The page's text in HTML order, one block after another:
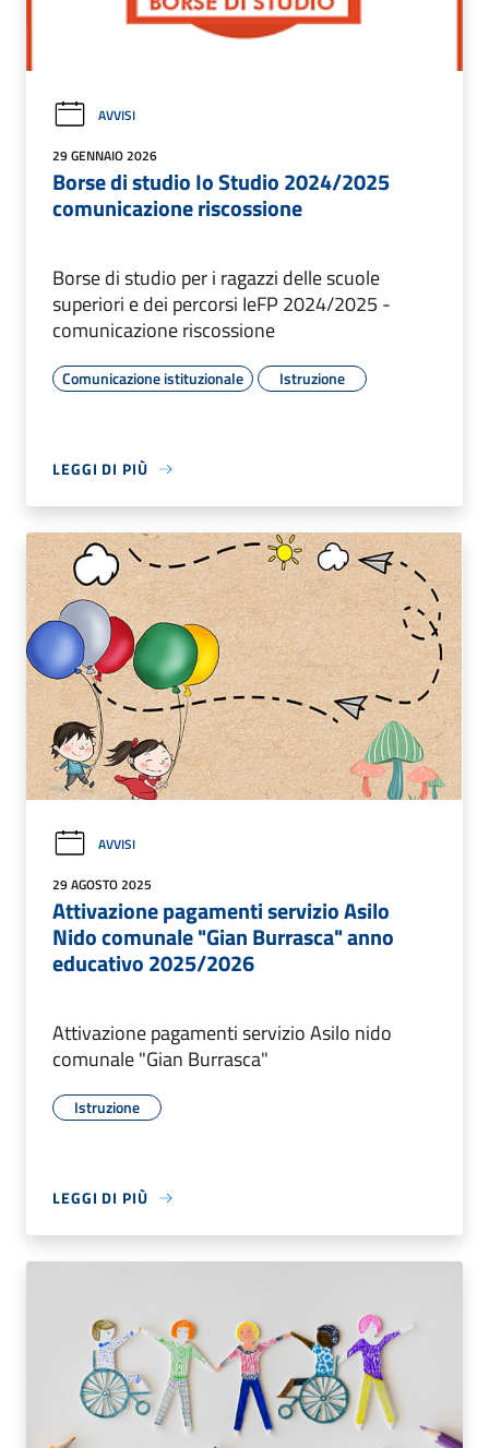
AVVISI
29 GENNAIO 2026
Borse di studio Io Studio 2024/2025
comunicazione riscossione
Borse di studio per i ragazzi delle scuole
superiori e dei percorsi IeFP 2024/2025 -
comunicazione riscossione
Comunicazione istituzionale Istruzione
LEGGI DI PIÙ
AVVISI
29 AGOSTO 2025
Attivazione pagamenti servizio Asilo
Nido comunale "Gian Burrasca" anno
educativo 2025/2026
Attivazione pagamenti servizio Asilo nido
comunale "Gian Burrasca"
Istruzione
LEGGI DI PIÙ